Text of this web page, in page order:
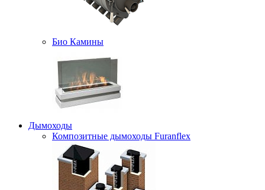
Био Камины
Дымоходы
Композитные дымоходы Furanflex